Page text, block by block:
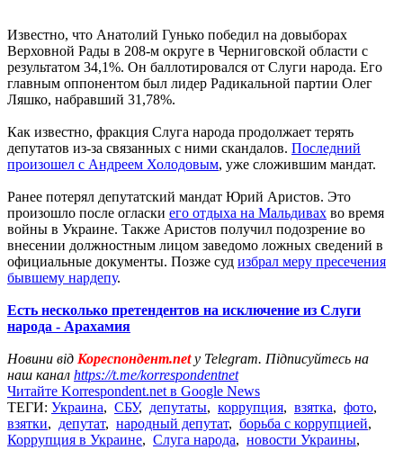
Известно, что Анатолий Гунько победил на довыборах
Верховной Рады в 208-м округе в Черниговской области с
результатом 34,1%. Он баллотировался от Слуги народа. Его
главным оппонентом был лидер Радикальной партии Олег
Ляшко, набравший 31,78%.
Как известно, фракция Слуга народа продолжает терять
депутатов из-за связанных с ними скандалов. Последний
произошел с Андреем Холодовым, уже сложившим мандат.
Ранее потерял депутатский мандат Юрий Аристов. Это
произошло после огласки его отдыха на Мальдивах во время
войны в Украине. Также Аристов получил подозрение во
внесении должностным лицом заведомо ложных сведений в
официальные документы. Позже суд избрал меру пресечения
бывшему нардепу.
Есть несколько претендентов на исключение из Слуги
народа - Арахамия
Новини від Кореспондент.netу Telegram. Підписуйтесь на
наш канал https://t.me/korrespondentnet
Читайте Korrespondent.net в Google News
ТЕГИ: Украина, СБУ, депутаты, коррупция, взятка, фото,
взятки, депутат, народный депутат, борьба с коррупцией,
Коррупция в Украине, Слуга народа, новости Украины,